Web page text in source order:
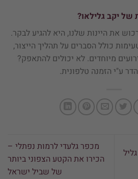
של יקב גלילאו?
את היינות שלנו, היא להגיע לבקר.
כולל הסברים על תהליך הייצור,
מיוחדים. לא יכולים להתאפק?
ע"י הזמנה טלפונית.
מכפר גלעדי לרמות נפתלי –
הכירו את הקטע הצפוני ביותר
של שביל ישראל